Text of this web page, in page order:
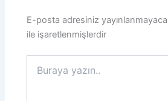
E-posta adresiniz
ile işaretlenmişlerdir
yazın..